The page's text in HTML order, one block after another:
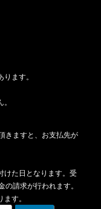
ます。
きますと、お支払先が
た日となります。受
請求が行われます。
す。